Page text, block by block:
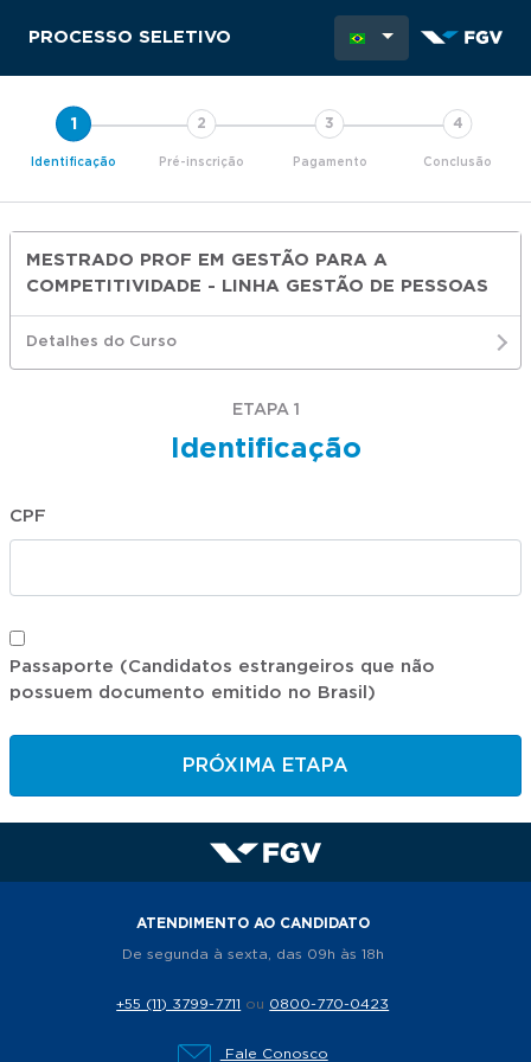
PROCESSO SELETIVO
Identificação Pré-inscrição Pagamento Conclusão
MESTRADO PROF EM GESTÃO PARA A
COMPETITIVIDADE - LINHA GESTÃO DE PESSOAS
Detalhes do Curso
ETAPA 1
Identificação
CPF
Passaporte (Candidatos estrangeiros que não
possuem documento emitido no Brasil)
PRÓXIMA ETAPA
ATENDIMENTO AO CANDIDATO
De segunda à sexta, das 09h às 18h
+55 (11) 3799-7711 ou 0800-770-0423
Fale Conosco